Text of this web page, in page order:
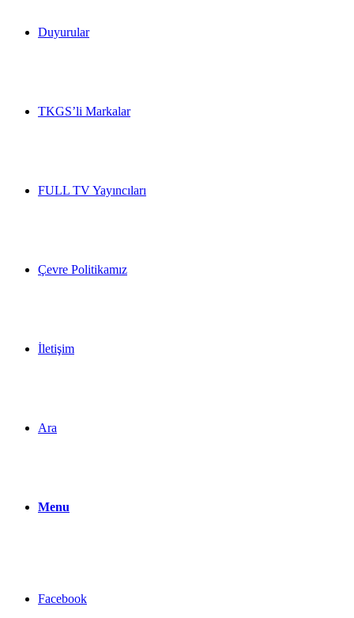
Duyurular
TKGS’li Markalar
FULL TV Yayıncıları
Çevre Politikamız
İletişim
Ara
Menu
Facebook